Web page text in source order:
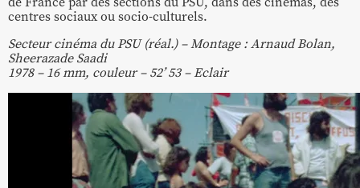
centres sociaux ou socio-culturels.
Secteur cinéma du PSU (réal.) – Montage : Arnaud Bolan,
Sheerazade Saadi
1978 –16 mm, couleur –52’ 53 –Eclair